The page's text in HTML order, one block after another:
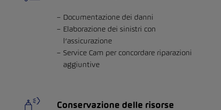
Documentazione dei danni
Elaborazione dei sinistri con
l’assicurazione
Service Cam per concordare riparazioni
aggiuntive
Conservazione delle risorse